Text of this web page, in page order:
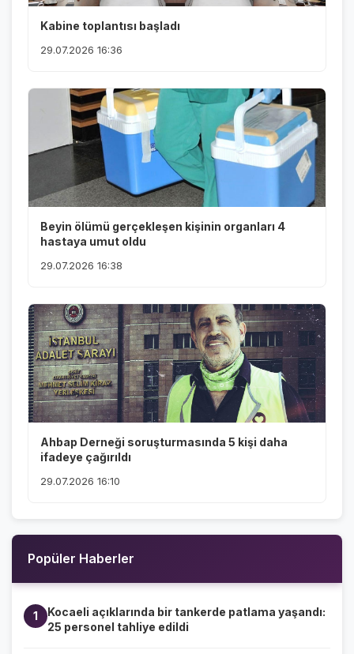
Kabine toplantısı başladı
29.07.2026 16:36
Beyin ölümü gerçekleşen kişinin organları 4
hastaya umut oldu
29.07.2026 16:38
Ahbap Derneği soruşturmasında 5 kişi daha
ifadeye çağırıldı
29.07.2026 16:10
Popüler Haberler
1
Kocaeli açıklarında bir tankerde patlama yaşandı:
25 personel tahliye edildi